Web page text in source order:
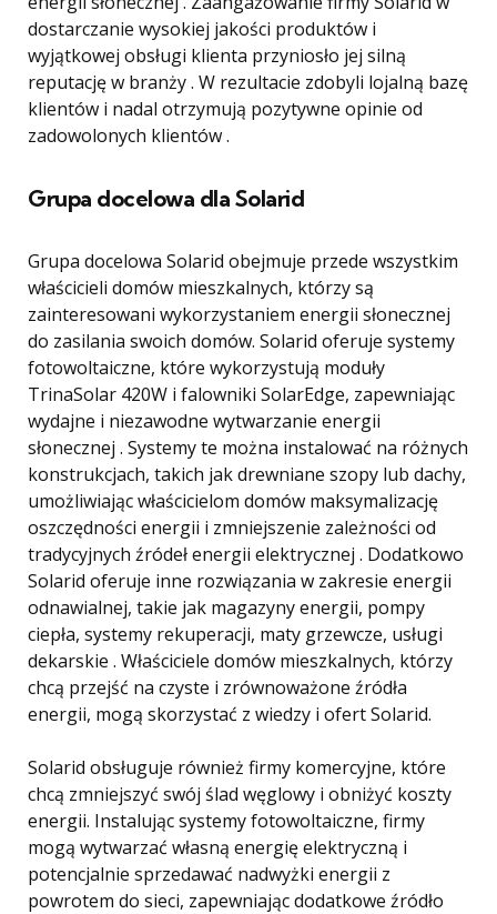
dostarczanie wysokiej jakości produktów i
wyjątkowej obsługi klienta przyniosło jej silną
reputację w branży . W rezultacie zdobyli lojalną bazę
klientów i nadal otrzymują pozytywne opinie od
zadowolonych klientów .
Grupa docelowa dla Solarid
Grupa docelowa Solarid obejmuje przede wszystkim
właścicieli domów mieszkalnych, którzy są
zainteresowani wykorzystaniem energii słonecznej
do zasilania swoich domów. Solarid oferuje systemy
fotowoltaiczne, które wykorzystują moduły
TrinaSolar 420W i falowniki SolarEdge, zapewniając
wydajne i niezawodne wytwarzanie energii
słonecznej . Systemy te można instalować na różnych
konstrukcjach, takich jak drewniane szopy lub dachy,
umożliwiając właścicielom domów maksymalizację
oszczędności energii i zmniejszenie zależności od
tradycyjnych źródeł energii elektrycznej . Dodatkowo
Solarid oferuje inne rozwiązania w zakresie energii
odnawialnej, takie jak magazyny energii, pompy
ciepła, systemy rekuperacji, maty grzewcze, usługi
dekarskie . Właściciele domów mieszkalnych, którzy
chcą przejść na czyste i zrównoważone źródła
energii, mogą skorzystać z wiedzy i ofert Solarid.
Solarid obsługuje również firmy komercyjne, które
chcą zmniejszyć swój ślad węglowy i obniżyć koszty
energii. Instalując systemy fotowoltaiczne, firmy
mogą wytwarzać własną energię elektryczną i
potencjalnie sprzedawać nadwyżki energii z
powrotem do sieci, zapewniając dodatkowe źródło